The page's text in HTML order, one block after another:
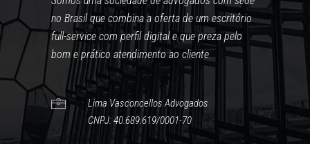
no Brasil que combina a oferta de um escritório
full-service com perfil digital e que preza pelo
bom e prático atendimento ao cliente.
Lima Vasconcellos Advogados
CNPJ: 40.689.619/0001-70